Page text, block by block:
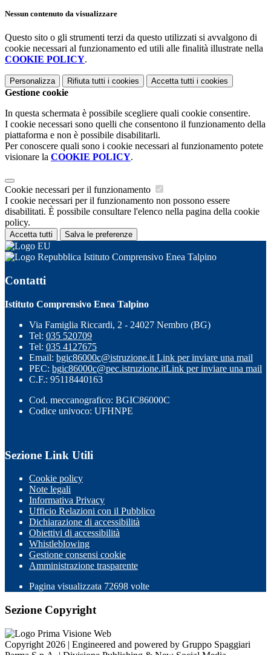
Nessun contenuto da visualizzare
Questo sito o gli strumenti terzi da questo utilizzati si avvalgono di
cookie necessari al funzionamento ed utili alle finalità illustrate nella
COOKIE POLICY.
Personalizza Rifiuta tutti i cookies Accetta tutti i cookies
Gestione cookie
In questa schermata è possibile scegliere quali cookie consentire.
I cookie necessari sono quelli che consentono il funzionamento della
piattaforma e non è possibile disabilitarli.
Per conoscere quali sono i cookie necessari al funzionamento potete
visionare la COOKIE POLICY.
Cookie necessari per il funzionamento
I cookie necessari per il funzionamento non possono essere
disabilitati. È possibile consultare l'elenco nella pagina della cookie
policy.
Accetta tutti Salva le preferenze
Istituto Comprensivo Enea Talpino
Contatti
Istituto Comprensivo Enea Talpino
Via Famiglia Riccardi, 2 - 24027 Nembro (BG)
Tel: 035 520709
Tel: 035 4127675
Email: bgic86000c@istruzione.it Link per inviare una mail
PEC: bgic86000c@pec.istruzione.itLink per inviare una mail
C.F.: 95118440163
Cod. meccanografico: BGIC86000C
Codice univoco: UFHNPE
Sezione Link Utili
Cookie policy
Note legali
Informativa Privacy
Ufficio Relazioni con il Pubblico
Dichiarazione di accessibilità
Obiettivi di accessibilità
Whistleblowing
Gestione consensi cookie
Amministrazione trasparente
Pagina visualizzata 72698 volte
Sezione Copyright
Copyright 2026 | Engineered and powered by Gruppo Spaggiari